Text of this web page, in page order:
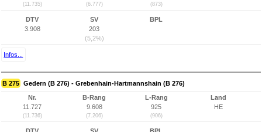
(11.735) (6.777) (873)
DTV
3.908
SV
203
(5,2%)
BPL
Infos...
B 275 Gedern (B 276) - Grebenhain-Hartmannshain (B 276)
Nr.
11.727
(11.736)
B-Rang
9.608
(7.206)
L-Rang
925
(906)
Land
HE